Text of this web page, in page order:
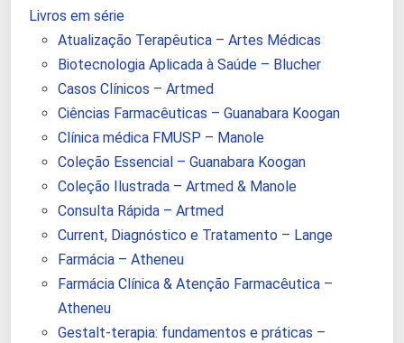
Livros em série
Atualização Terapêutica – Artes Médicas
Biotecnologia Aplicada à Saúde – Blucher
Casos Clínicos – Artmed
Ciências Farmacêuticas – Guanabara Koogan
Clínica médica FMUSP – Manole
Coleção Essencial – Guanabara Koogan
Coleção Ilustrada – Artmed & Manole
Consulta Rápida – Artmed
Current, Diagnóstico e Tratamento – Lange
Farmácia – Atheneu
Farmácia Clínica & Atenção Farmacêutica –
Atheneu
Gestalt-terapia: fundamentos e práticas –